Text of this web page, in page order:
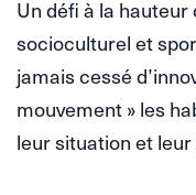
Un défi à la hauteur
socioculturel et
jamais cessé
mouvement » les
leur situation et